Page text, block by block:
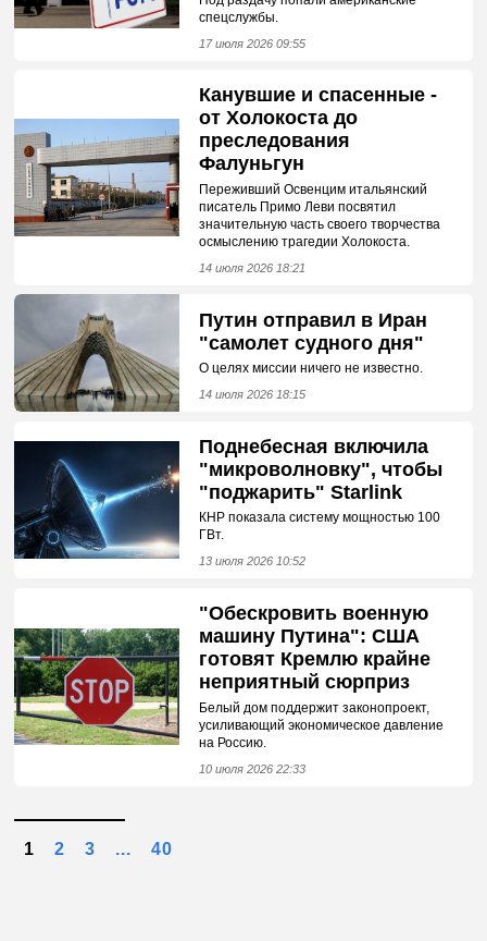
спецслужбы.
17 июля 2026 09:55
Канувшие и спасенные -
от Холокоста до
преследования
Фалуньгун
Переживший Освенцим итальянский
писатель Примо Леви посвятил
значительную часть своего творчества
осмыслению трагедии Холокоста.
14 июля 2026 18:21
Путин отправил в Иран
"самолет судного дня"
О целях миссии ничего не известно.
14 июля 2026 18:15
Поднебесная включила
"микроволновку", чтобы
"поджарить" Starlink
КНР показала систему мощностью 100
ГВт.
13 июля 2026 10:52
"Обескровить военную
машину Путина": США
готовят Кремлю крайне
неприятный сюрприз
Белый дом поддержит законопроект,
усиливающий экономическое давление
на Россию.
10 июля 2026 22:33
1 2 3 ... 40